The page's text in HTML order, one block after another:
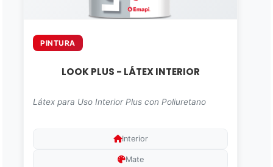
PINTURA
LOOK PLUS - LÁTEX INTERIOR
Látex para Uso Interior Plus con Poliuretano
Interior
Mate